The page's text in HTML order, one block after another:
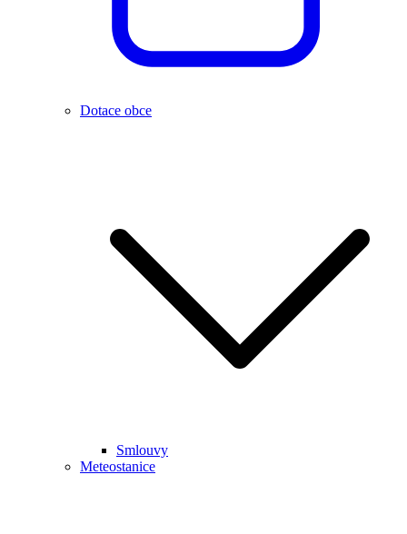
Dotace obce
Smlouvy
Meteostanice